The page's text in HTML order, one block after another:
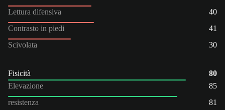
Lettura difensiva
40
Contrasto in piedi
41
Scivolata
30
Fisicità
80
Elevazione
85
resistenza
81